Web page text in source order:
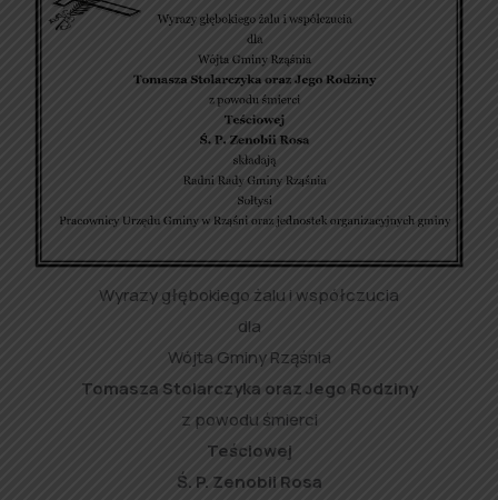
Wyrazy głębokiego żalu i współczucia
dla
Wójta Gminy Rząśnia
Tomasza Stolarczyka oraz Jego Rodziny
z powodu śmierci
Teściowej
Ś. P. Zenobii Rosa